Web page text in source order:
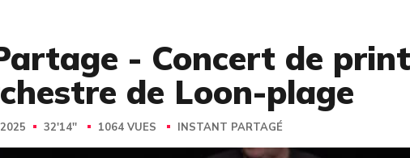
- Concert de
de Loon-plage
32'14'' 1064 VUES INSTANT PARTAGÉ